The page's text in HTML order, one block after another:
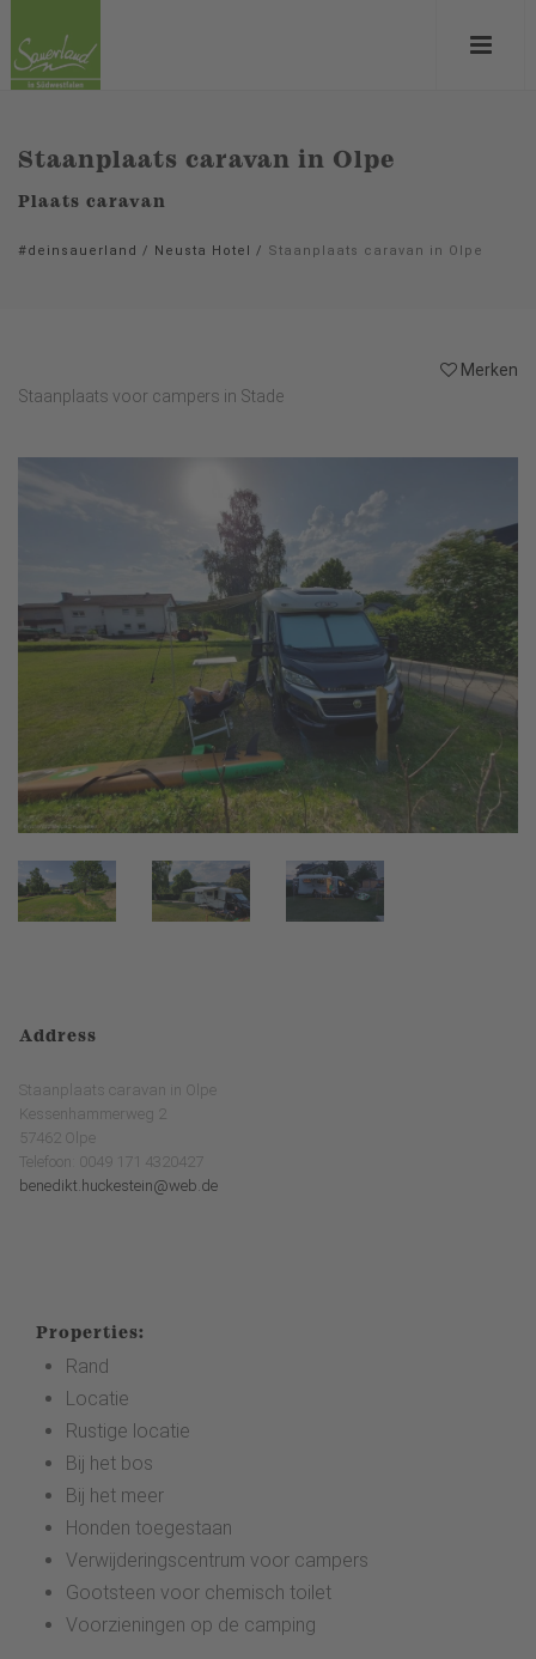
Staanplaats caravan in Olpe
Plaats caravan
#deinsauerland / Neusta Hotel / Staanplaats caravan in Olpe
Merken
Staanplaats voor campers in Stade
Address
Staanplaats caravan in Olpe
Kessenhammerweg 2
57462 Olpe
Telefoon: 0049 171 4320427
benedikt.huckestein@web.de
Properties:
Rand
Locatie
Rustige locatie
Bij het bos
Bij het meer
Honden toegestaan
Verwijderingscentrum voor campers
Gootsteen voor chemisch toilet
Voorzieningen op de camping